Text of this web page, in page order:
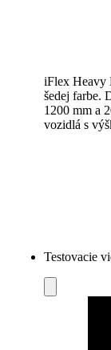
iFlex Heavy
šedej farbe.
1200 mm a
vozidlá s
Testovacie